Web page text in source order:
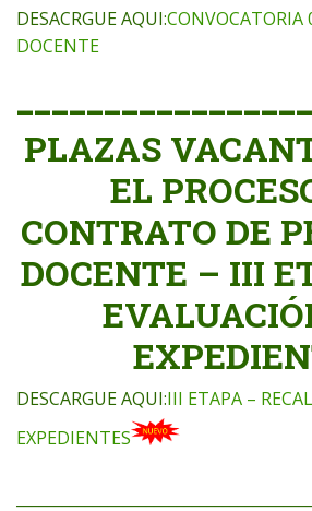
DESACRGUE AQUI:CONVOCATORIA
DOCENTE
PLAZAS
EL
CONTRATO DE
DOCENTE – III
DESCARGUE AQUI:III ETAPA –
EXPEDIENTES